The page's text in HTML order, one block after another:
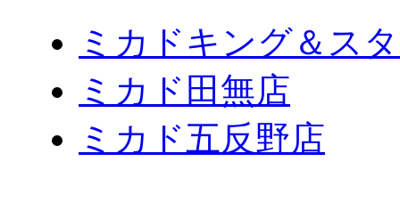
ミカドキング＆ス
ミカド田無店
ミカド五反野店